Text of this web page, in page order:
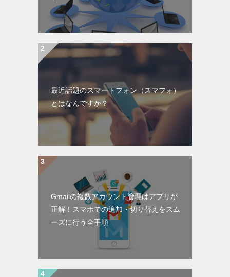
最近話題のスマートフォン（スマフォ）
とはなんですか？
Gmailの複数アカウント管理はアプリが
正解！スマホでの追加・切り替えをスム
ーズに行う全手順